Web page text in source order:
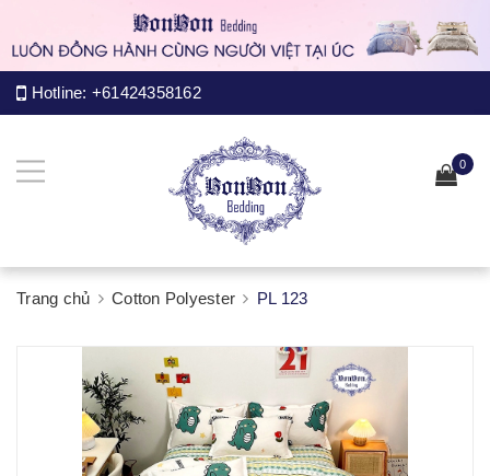
Hotline: +61424358162
0
Trang chủ Cotton Polyester PL 123